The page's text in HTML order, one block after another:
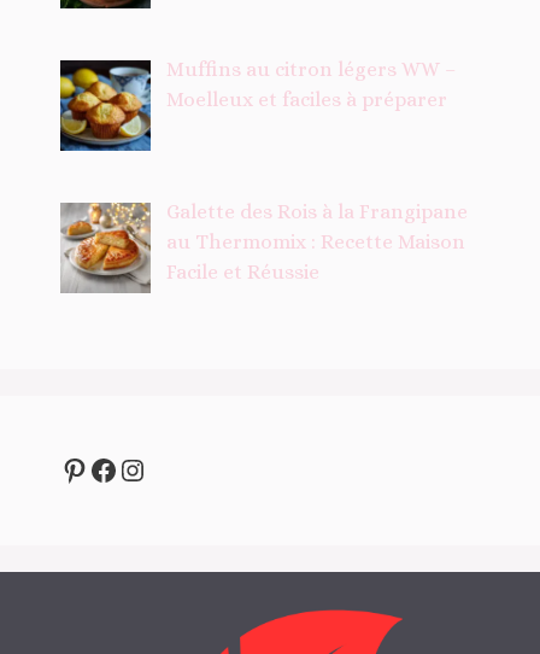
Muffins au citron légers WW –
Moelleux et faciles à préparer
Galette des Rois à la Frangipane
au Thermomix : Recette Maison
Facile et Réussie
Pinterest
Facebook
Instagram